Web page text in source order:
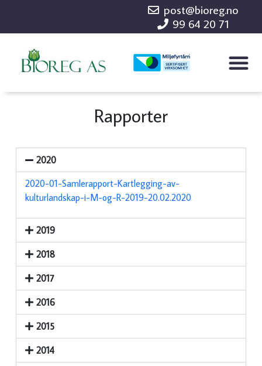
post@bioreg.no
99 64 20 71
Rapporter
2020
2020-01-Samlerapport-Kartlegging-av-
kulturlandskap-i-M-og-R-2019-20.02.2020
2019
2018
2017
2016
2015
2014